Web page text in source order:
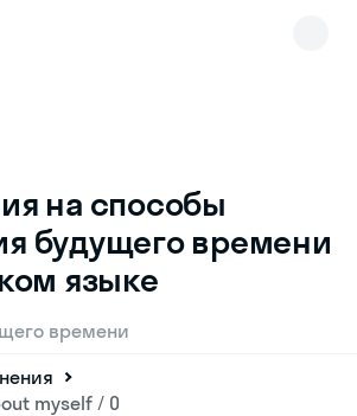
на способы
будущего времени
языке
времени
myself / О